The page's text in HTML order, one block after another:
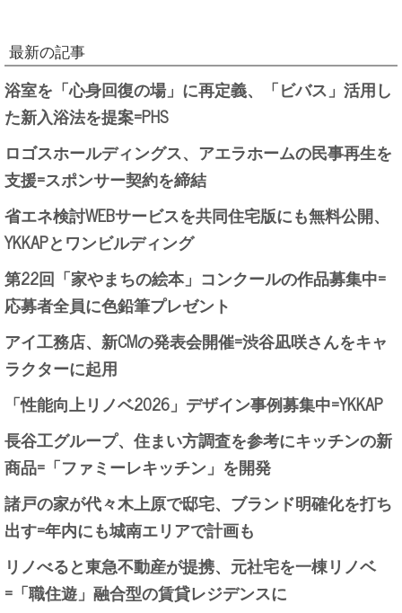
最新の記事
浴室を「心身回復の場」に再定義、「ビバス」活用し
た新入浴法を提案=PHS
ロゴスホールディングス、アエラホームの民事再生を
支援=スポンサー契約を締結
省エネ検討WEBサービスを共同住宅版にも無料公開、
YKKAPとワンビルディング
第22回「家やまちの絵本」コンクールの作品募集中=
応募者全員に色鉛筆プレゼント
アイ工務店、新CMの発表会開催=渋谷凪咲さんをキャ
ラクターに起用
「性能向上リノベ2026」デザイン事例募集中=YKKAP
長谷工グループ、住まい方調査を参考にキッチンの新
商品=「ファミーレキッチン」を開発
諸戸の家が代々木上原で邸宅、ブランド明確化を打ち
出す=年内にも城南エリアで計画も
リノべると東急不動産が提携、元社宅を一棟リノベ
=「職住遊」融合型の賃貸レジデンスに